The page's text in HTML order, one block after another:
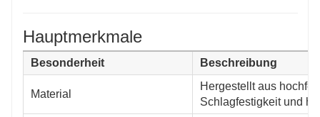
Hauptmerkmale
Besonderheit Beschreibung
Material
Hergestellt aus
Schlagfestigkeit und